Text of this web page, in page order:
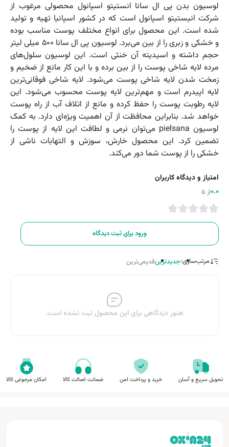
لوسیون بدن پی ال سانا انستیتو اسپانول محصولی مرغوب از
شرکت انیستیتو اسپانول است که در کشور اسپانیا تهیه و تولید
شده است. این محصول برای انواع مختلف پوست مناسب بوده
و خشکی و زبری را از بین می‌برد. لوسیون پی ال سانا ۵۰۰ میلی لیتر
حجم داشته و اسیدیته آن خنثی است. این لوسیون سلول‌های
مرده لایه شاخی پوست را از بین برده و با این کار مانع از ضخیم و
زمخت شدن لایه شاخی پوست می‌شود. لایه شاخی فوقانی‌ترین
لایه اپیدرم است و مهم‌ترین لایه پوست محسوب می‌شود. این
لایه رطوبت پوست را حفظ کرده و مانع از اتلاف آب از راه پوست
خواهد شد. بنابراین محافظت از آن اهمیت ویژه‌ای دارد. به کمک
لوسیون pielsana می‌توان نرمی و لطافت این لایه از پوست را
تضمین کرد. این محصول خارش، سوزش و التهابات ناشی از
خشکی را از پوست شما دور می‌کند.
امتیاز و دیدگاه کاربران
0.0از 5
ورود برای ثبت دیدگاه
مرتب‌سازی:جدیدترینقدیمی‌ترین
هنوز دیدگاهی برای این محصول ثبت نشده است.
تحویل سریع و آسان خرید و پرداخت امن ضمانت اصالت کالا امکان مرجوعی کالا